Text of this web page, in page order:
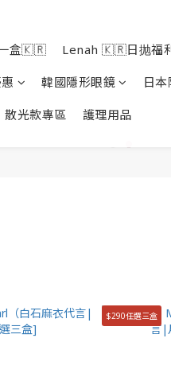
一盒🇰🇷 Lenah 🇰🇷日抛福
韓國隱形眼鏡 日
散光款專區 護理用品
$290任選三盒